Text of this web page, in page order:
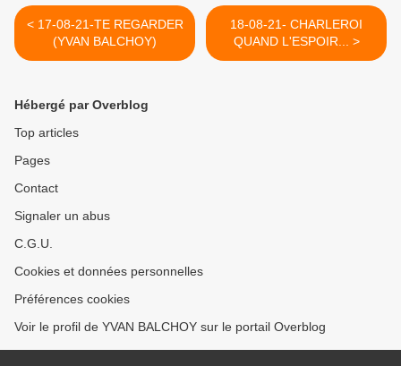
< 17-08-21-TE REGARDER
(YVAN BALCHOY)
18-08-21- CHARLEROI
QUAND L'ESPOIR... >
Hébergé par Overblog
Top articles
Pages
Contact
Signaler un abus
C.G.U.
Cookies et données personnelles
Préférences cookies
Voir le profil de YVAN BALCHOY sur le portail Overblog